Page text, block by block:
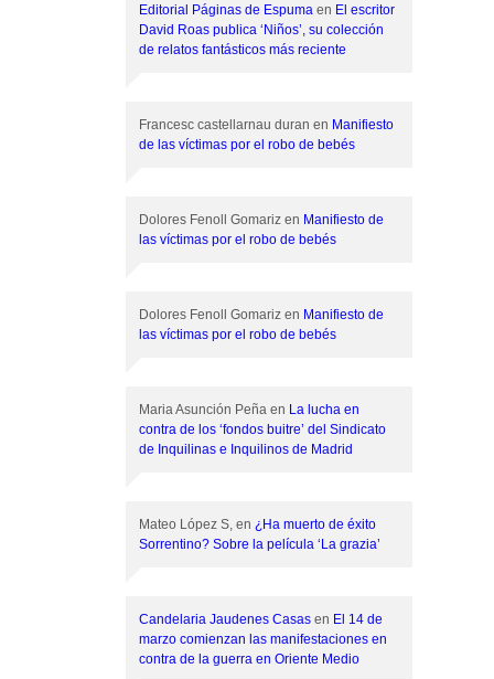
Editorial Páginas de Espuma en El escritor
David Roas publica ‘Niños’, su colección
de relatos fantásticos más reciente
Francesc castellarnau duran en Manifiesto
de las víctimas por el robo de bebés
Dolores Fenoll Gomariz en Manifiesto de
las víctimas por el robo de bebés
Dolores Fenoll Gomariz en Manifiesto de
las víctimas por el robo de bebés
Maria Asunción Peña en La lucha en
contra de los ‘fondos buitre’ del Sindicato
de Inquilinas e Inquilinos de Madrid
Mateo López S, en ¿Ha muerto de éxito
Sorrentino? Sobre la película ‘La grazia’
Candelaria Jaudenes Casas en El 14 de
marzo comienzan las manifestaciones en
contra de la guerra en Oriente Medio